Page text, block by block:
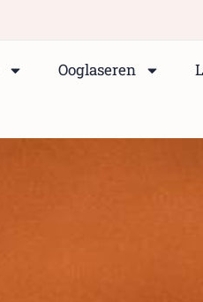
Ooglaseren